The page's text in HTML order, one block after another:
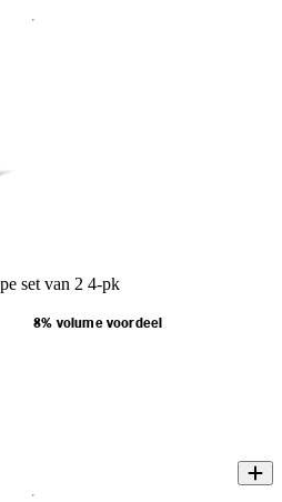
set van 2 4-pk
8% volume voordeel